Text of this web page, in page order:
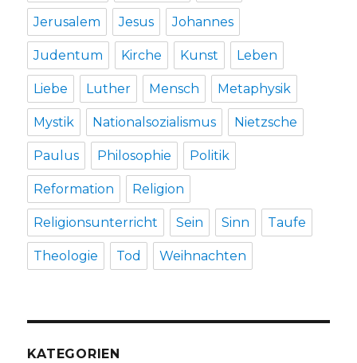
Jerusalem Jesus Johannes
Judentum Kirche Kunst Leben
Liebe Luther Mensch Metaphysik
Mystik Nationalsozialismus Nietzsche
Paulus Philosophie Politik
Reformation Religion
Religionsunterricht Sein Sinn Taufe
Theologie Tod Weihnachten
KATEGORIEN